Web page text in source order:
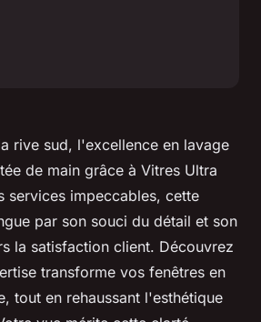
rive sud, l'excellence en lavage
de main grâce à Vitres Ultra
services impeccables, cette
par son souci du détail et son
la satisfaction client. Découvrez
transforme vos fenêtres en
tout en rehaussant l'esthétique